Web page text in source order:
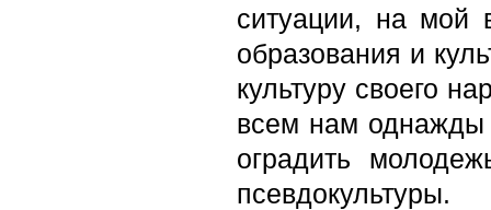
ситуации, на мой
образования и
культуру своего
всем нам однажды
оградить
псевдокультуры.